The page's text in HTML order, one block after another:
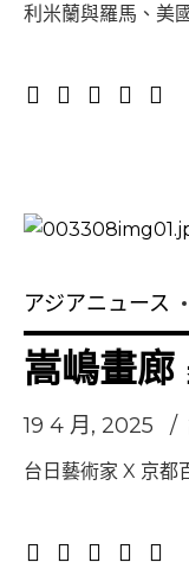
利米蘭與羅馬、美
アジアニュース
嵩嶋畫廊
19 4 月, 2025
台日藝術家 X 京都